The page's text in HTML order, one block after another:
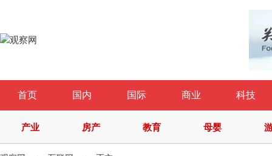
首页 国内 国际 商业 科技
产业 房产 教育 母婴